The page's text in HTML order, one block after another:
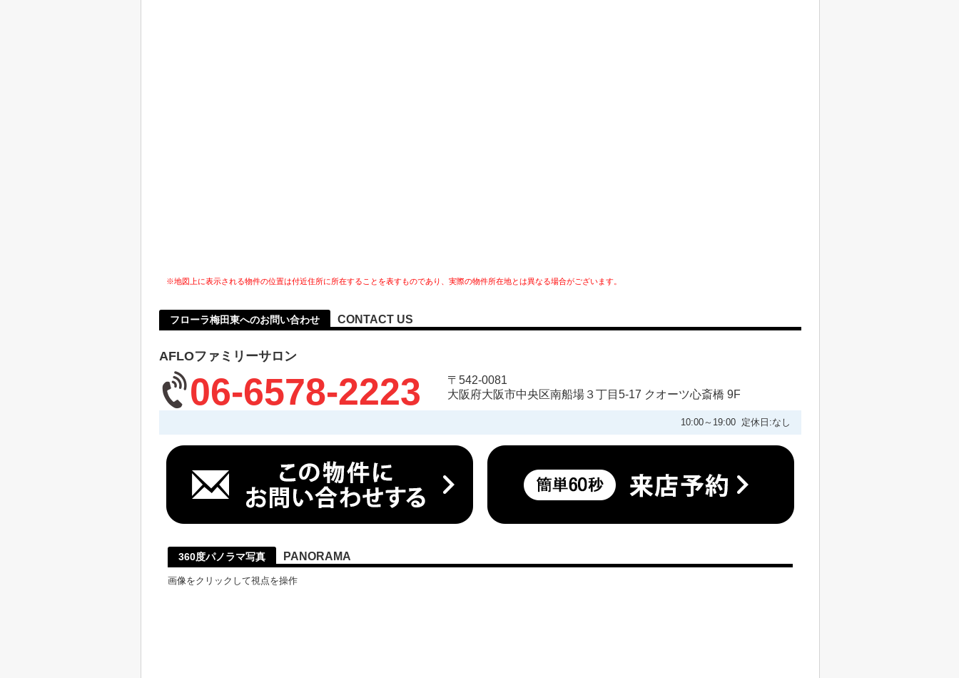
※地図上に表示される物件の位置は付近住所に所在することを表すものであり、実際の物件所在地とは異なる場合がございます。
フローラ梅田東へのお問い合わせ CONTACT US
AFLOファミリーサロン
06-6578-2223
〒542-0081
大阪府大阪市中央区南船場３丁目5-17 クオーツ心斎橋 9F
10:00～19:00 定休日:なし
360度パノラマ写真 PANORAMA
画像をクリックして視点を操作